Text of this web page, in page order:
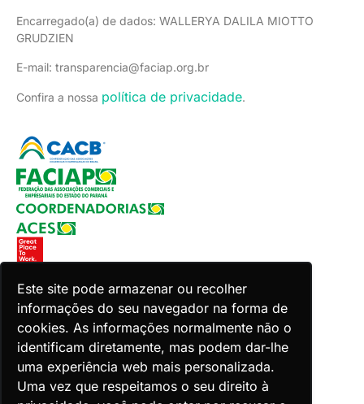
Este site pode armazenar ou recolher
informações do seu navegador na forma de
cookies. As informações normalmente não o
identificam diretamente, mas podem dar-lhe
uma experiência web mais personalizada.
Uma vez que respeitamos o seu direito à
Encarregado(a) de dados: WALLERYA DALILA MIOTTO
GRUDZIEN
E-mail: transparencia@faciap.org.br
Confira a nossa política de privacidade.
Copyright 2026 Faciap. Todos os direitos reservados.
Desenvolvido por Zion ACES.